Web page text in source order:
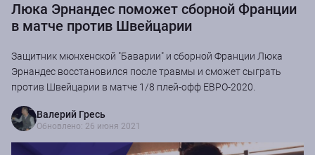
Люка Эрнандес поможет сборной Франции
в матче против Швейцарии
Защитник мюнхенской "Баварии" и сборной Франции Люка
Эрнандес восстановился после травмы и сможет сыграть
против Швейцарии в матче 1/8 плей-офф ЕВРО-2020.
Валерий Гресь
Обновлено: 26 июня 2021